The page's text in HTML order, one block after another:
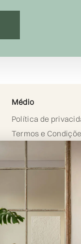
Médio
Política de
Termos e
Política de cookies
Gestão de Cookies
Proteção de dados
Política de
Reembolso